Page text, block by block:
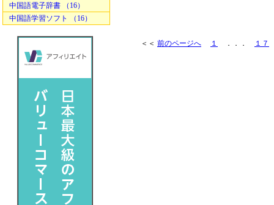
中国語電子辞書 （16）
中国語学習ソフト （16）
＜＜ 前のページへ １ ．．． １７